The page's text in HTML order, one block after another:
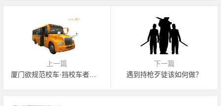
上一篇
厦门欲规范校车·挡校车者罚200元
下一篇
遇到持枪歹徒该如何做？